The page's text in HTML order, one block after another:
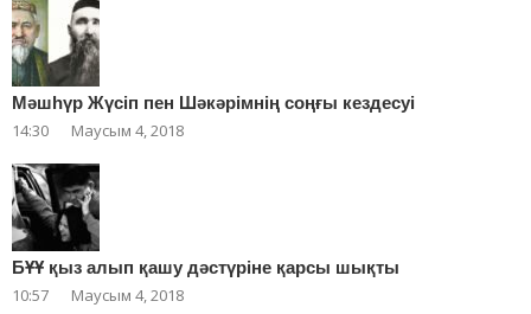
Мәшһүр Жүсіп пен Шәкәрімнің соңғы кездесуі
14:30 Маусым 4, 2018
БҰҰ қыз алып қашу дәстүріне қарсы шықты
10:57 Маусым 4, 2018